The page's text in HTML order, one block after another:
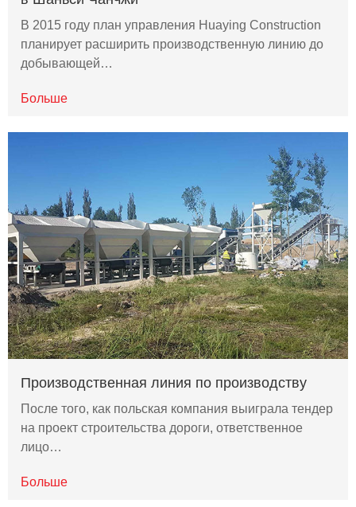
В 2015 году план управления Huaying Construction
планирует расширить производственную линию до
добывающей…
Больше
Производственная линия по производству
После того, как польская компания выиграла тендер
на проект строительства дороги, ответственное
лицо…
Больше